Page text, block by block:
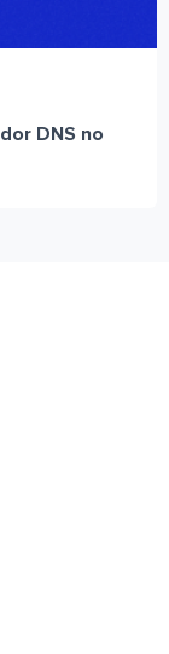
DNS no